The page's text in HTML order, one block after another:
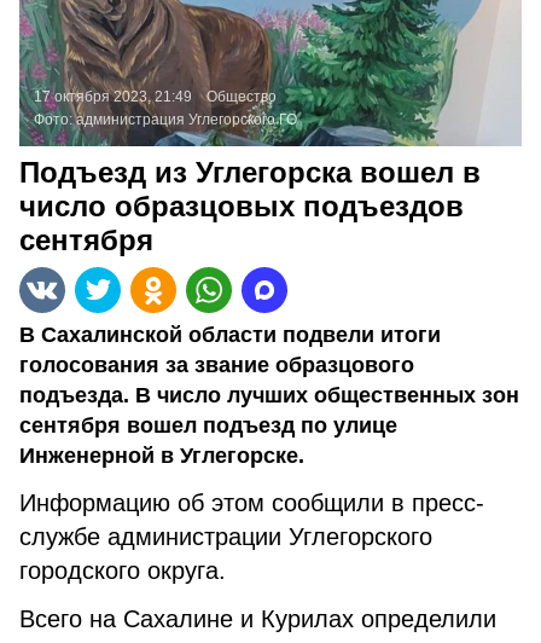
17 октября 2023, 21:49
Общество
Фото:администрация Углегорского ГО
Подъезд из Углегорска вошел в
число образцовых подъездов
сентября
В Сахалинской области подвели итоги
голосования за звание образцового
подъезда. В число лучших общественных зон
сентября вошел подъезд по улице
Инженерной в Углегорске.
Информацию об этом сообщили в пресс-
службе администрации Углегорского
городского округа.
Всего на Сахалине и Курилах определили